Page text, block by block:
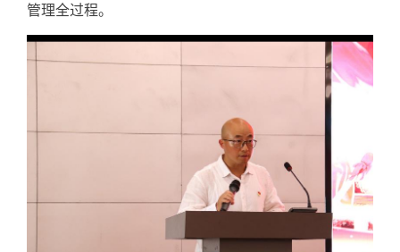
管理全过程。